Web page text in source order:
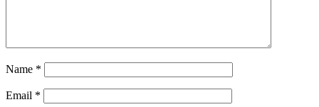
Name *
Email *